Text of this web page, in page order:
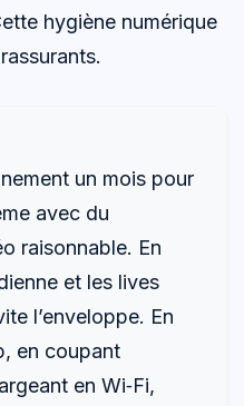
hygiène numérique
un mois pour
avec du
raisonnable. En
et les lives
l’enveloppe. En
en coupant
en Wi‑Fi,